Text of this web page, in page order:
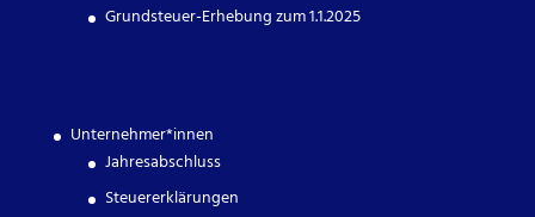
Grundsteuer-Erhebung zum 1.1.2025
Unternehmer*innen
Jahresabschluss
Steuererklärungen